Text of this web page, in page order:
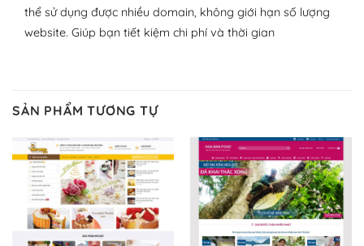
dàng thiết lập vì thực tế nó đã cung cấp khoảng 60%
toàn bộ web.
Dễ dàng lựa chọn Hosting cho website WordPress
– Bảo mật cực tốt
Vì WordPress hiện là nền tảng xây dựng trang web và
blog lớn nhất trên thế giới, quan trọng nhất là bảo vệ
nội dung của mình khỏi các cuộc tấn công spam.
thể sử dụng được nhiều domain, không giới hạn số lượng
website. Giúp bạn tiết kiệm chi phí và thời gian
SẢN PHẨM TƯƠNG TỰ